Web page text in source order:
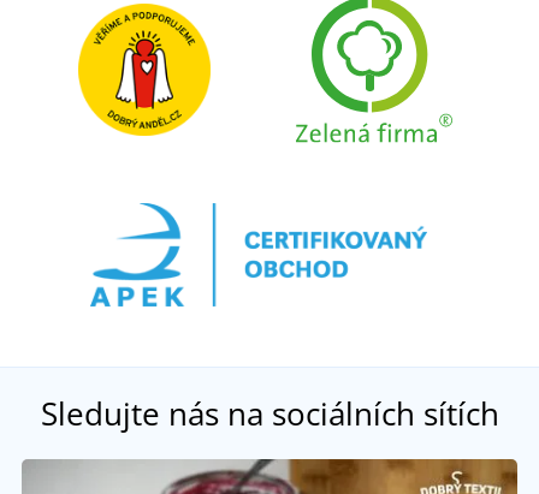
Sledujte nás na sociálních sítích